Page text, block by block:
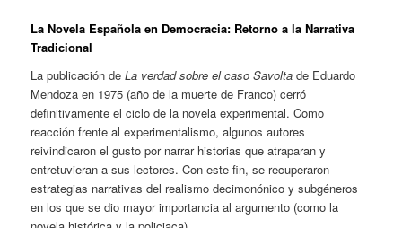
La Novela Española en Democracia: Retorno a la Narrativa
Tradicional
La publicación deLa verdad sobre el caso Savolta de Eduardo
Mendoza en 1975 (año de la muerte de Franco) cerró
definitivamente el ciclo de la novela experimental. Como
reacción frente al experimentalismo, algunos autores
reivindicaron el gusto por narrar historias que atraparan y
entretuvieran a sus lectores. Con este fin, se recuperaron
estrategias narrativas del realismo decimonónico y subgéneros
en los que se dio mayor importancia al argumento (como la